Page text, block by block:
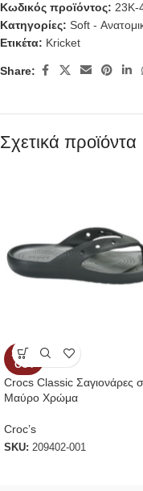
Κωδικός προϊόντος: 23K-
Κατηγορίες: Soft -
Ετικέτα: Kricket
Share:
Σχετικά προϊόντα
SOLD
OUT
Crocs Classic Σαγιονάρες
Μαύρο Χρώμα
Croc’s
SKU: 209402-001